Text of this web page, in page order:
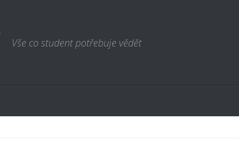
Vše co student potřebuje vědět